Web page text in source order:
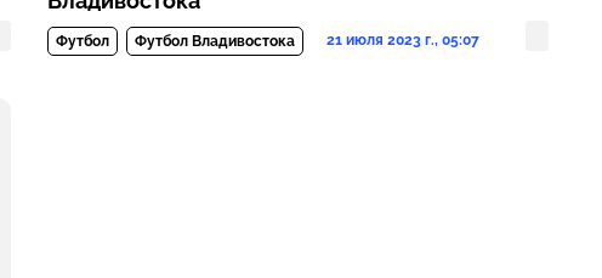
Футбол Футбол Владивостока 21 июля 2023 г., 05:07